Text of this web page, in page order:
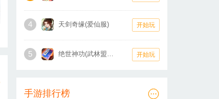
4 天剑奇缘(爱仙服) 开始玩
5 绝世神功(武林盟主) 开始玩
手游排行榜